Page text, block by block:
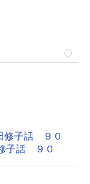
子話 ９０